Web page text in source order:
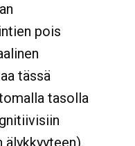
pois
tässä
tasolla
älykkyyteen),